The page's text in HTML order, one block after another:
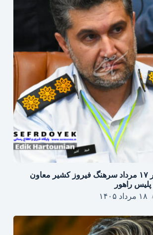
تبریک روز خبرنگار ۱۷ مرداد سرهنگ فیروز کشیر معاون
راهور
۱۸ مرداد ۱۴۰۵